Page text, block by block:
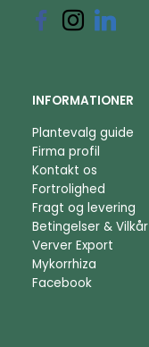
INFORMATIONER
Plantevalg guide
Firma profil
Kontakt os
Fortrolighed
Fragt og levering
Betingelser & Vilkår
Verver Export
Mykorrhiza
Facebook